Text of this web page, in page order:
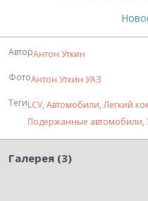
АвторАнтон Уткин
ФотоАнтон Уткин УАЗ
ТегиLCV, Автомобили,Легкий
Подержанные автомобили,
Галерея (3)